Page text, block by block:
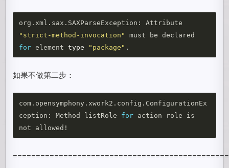
"strict-method-invocation"
for element type "package" .
如果不做第二步：
com.opensymphony.xwork2.config.ConfigurationEx
ception: Method listRole for action role is